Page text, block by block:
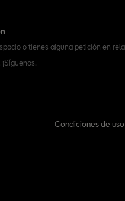
o tienes alguna petición en
Condiciones de